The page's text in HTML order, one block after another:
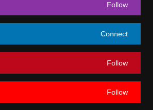
Follow
Connect
Follow
Follow